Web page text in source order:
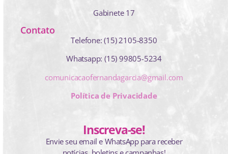
Gabinete 17
Contato
Telefone: (15) 2105-8350
Whatsapp: (15) 99805-5234
comunicacaofernandagarcia@gmail.com
Política de Privacidade
Inscreva-se!
Envie seu email e WhatsApp para receber